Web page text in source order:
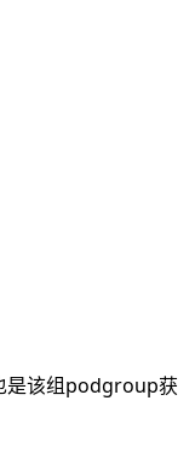
是该组podgroup获